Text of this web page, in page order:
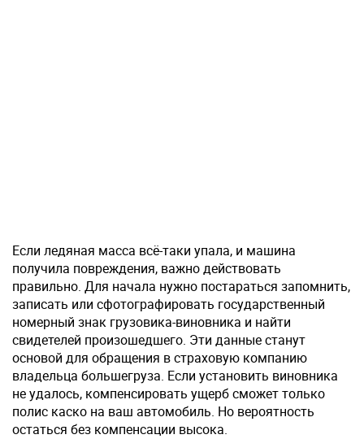
Если ледяная масса всё-таки упала, и машина
получила повреждения, важно действовать
правильно. Для начала нужно постараться запомнить,
записать или сфотографировать государственный
номерный знак грузовика-виновника и найти
свидетелей произошедшего. Эти данные станут
основой для обращения в страховую компанию
владельца большегруза. Если установить виновника
не удалось, компенсировать ущерб сможет только
полис каско на ваш автомобиль. Но вероятность
остаться без компенсации высока.